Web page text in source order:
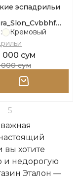
37
Кремовый
000 сум
сум
5
вы хотите
и недорогую
Эталон —